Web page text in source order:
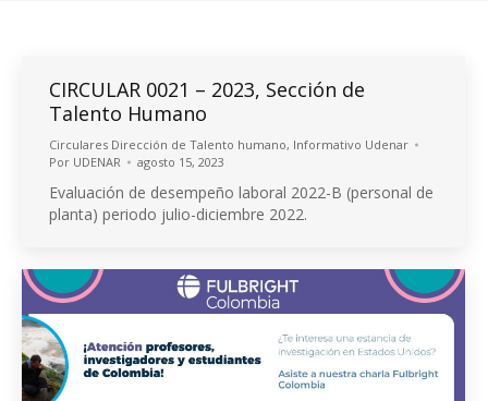
CIRCULAR 0021 – 2023, Sección de
Talento Humano
Circulares Dirección de Talento humano, Informativo Udenar
Por UDENAR agosto 15, 2023
Evaluación de desempeño laboral 2022-B (personal de
planta) periodo julio-diciembre 2022.